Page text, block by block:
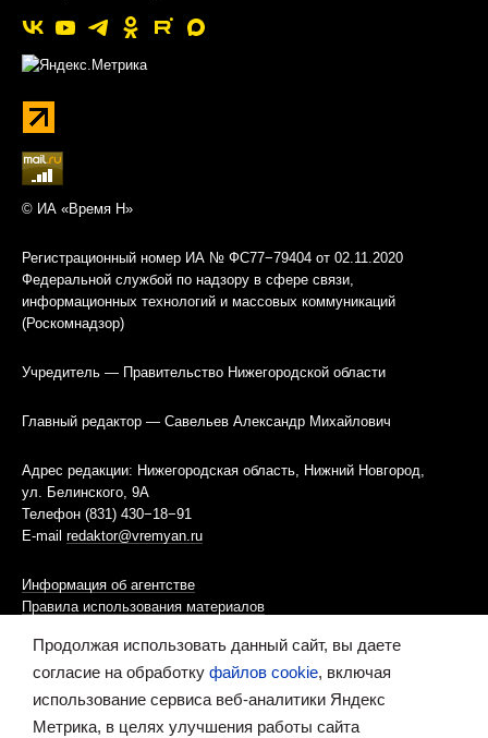
© ИА «Время Н»
Регистрационный номер ИА № ФС77−79404 от 02.11.2020
Федеральной службой по надзору в сфере связи,
информационных технологий и массовых коммуникаций
(Роскомнадзор)
Учредитель — Правительство Нижегородской области
Главный редактор — Савельев Александр Михайлович
Адрес редакции: Нижегородская область, Нижний Новгород,
ул. Белинского, 9А
Телефон (831) 430−18−91
E-mail redaktor@vremyan.ru
Информация об агентстве
Правила использования материалов
Информационная политика использования «cookies»-файлов
Ресурс содержит материалы 16+
Продолжая использовать данный сайт, вы даете
согласие на обработку файлов cookie, включая
использование сервиса веб-аналитики Яндекс
Метрика, в целях улучшения работы сайта